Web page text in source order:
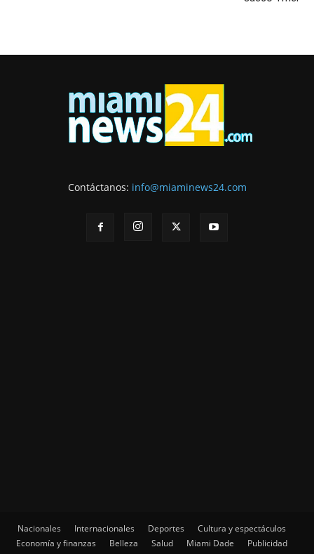
Contáctanos: info@miaminews24.com
Nacionales Internacionales Deportes
Cultura y espectáculos
Economía y finanzas
Belleza Salud Miami Dade
Publicidad